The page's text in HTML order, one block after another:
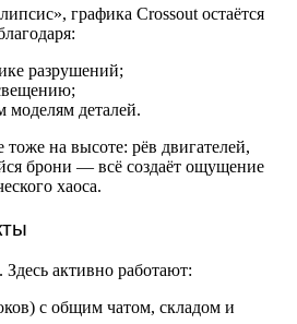
графика Crossout остаётся
разрушений;
моделям деталей.
на высоте: рёв двигателей,
брони — всё создаёт ощущение
хаоса.
активно работают:
с общим чатом, складом и